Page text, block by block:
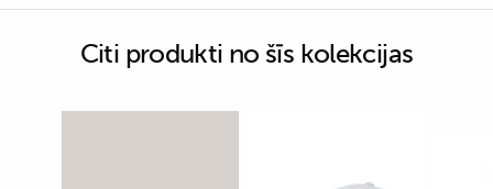
Citi produkti no šīs kolekcijas